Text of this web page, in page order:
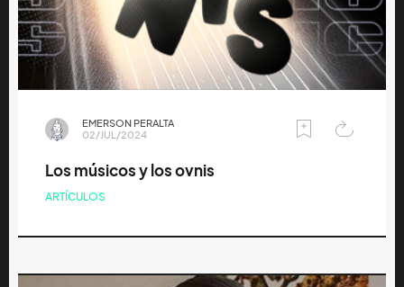
EMERSON PERALTA
02/JUL/2024
Los músicos y los ovnis
ARTÍCULOS